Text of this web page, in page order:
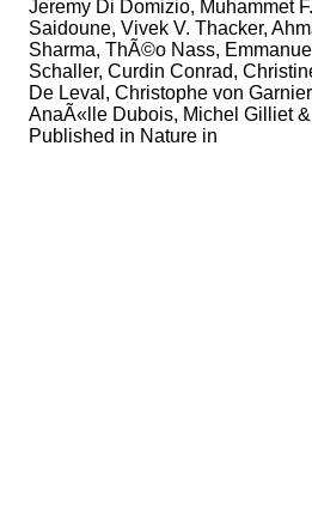
Jeremy Di Domizio, Muhammet
Saidoune, Vivek V. Thacker,
Sharma, ThÃ©o Nass,
Schaller, Curdin Conrad,
De Leval, Christophe von
AnaÃ«lle Dubois, Michel Gilliet
Published in Nature in